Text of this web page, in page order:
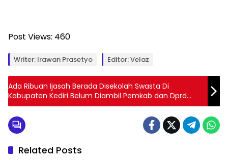
Post Views: 460
Writer: Irawan Prasetyo Editor: Velaz
Ada Ribuan Ijasah Berada Disekolah Swasta Di
Kabupaten Kediri Belum Diambil Pemkab dan Dprd
Harus Ikut Bertanggung Jawab
Related Posts